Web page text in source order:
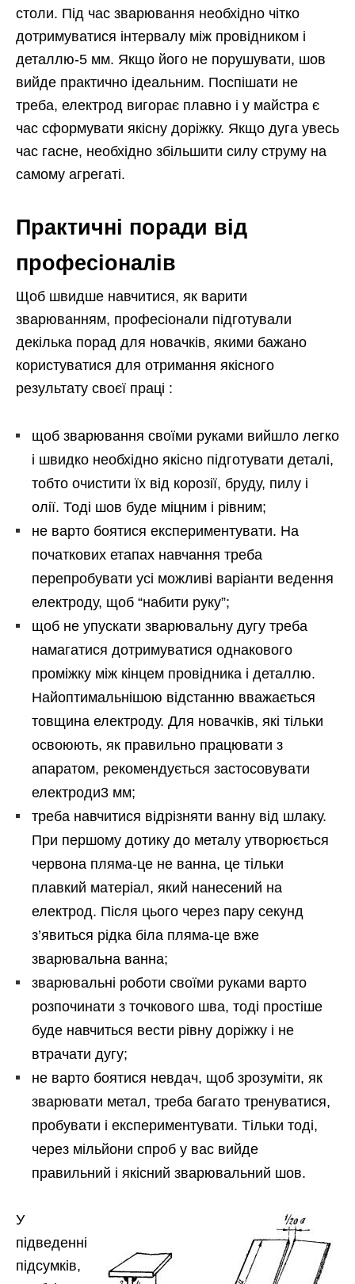
столи. Під час зварювання необхідно чітко
дотримуватися інтервалу між провідником і
деталлю-5 мм. Якщо його не порушувати, шов
вийде практично ідеальним. Поспішати не
треба, електрод вигорає плавно і у майстра є
час сформувати якісну доріжку. Якщо дуга увесь
час гасне, необхідно збільшити силу струму на
самому агрегаті.
Практичні поради від
професіоналів
Щоб швидше навчитися, як варити
зварюванням, професіонали підготували
декілька порад для новачків, якими бажано
користуватися для отримання якісного
результату своєї праці :
щоб зварювання своїми руками вийшло легко
і швидко необхідно якісно підготувати деталі,
тобто очистити їх від корозії, бруду, пилу і
олії. Тоді шов буде міцним і рівним;
не варто боятися експериментувати. На
початкових етапах навчання треба
перепробувати усі можливі варіанти ведення
електроду, щоб “набити руку”;
щоб не упускати зварювальну дугу треба
намагатися дотримуватися однакового
проміжку між кінцем провідника і деталлю.
Найоптимальнішою відстанню вважається
товщина електроду. Для новачків, які тільки
освоюють, як правильно працювати з
апаратом, рекомендується застосовувати
електроди3 мм;
треба навчитися відрізняти ванну від шлаку.
При першому дотику до металу утворюється
червона пляма-це не ванна, це тільки
плавкий матеріал, який нанесений на
електрод. Після цього через пару секунд
з’явиться рідка біла пляма-це вже
зварювальна ванна;
зварювальні роботи своїми руками варто
розпочинати з точкового шва, тоді простіше
буде навчиться вести рівну доріжку і не
втрачати дугу;
не варто боятися невдач, щоб зрозуміти, як
зварювати метал, треба багато тренуватися,
пробувати і експериментувати. Тільки тоді,
через мільйони спроб у вас вийде
правильний і якісний зварювальний шов.
У
підведенні
підсумків,